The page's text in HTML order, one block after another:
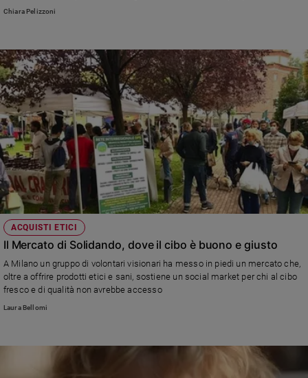
Tv
Libri
Musica
Arte
Famiglia
ed
educazione
Genitori
e
figli
Nonni
Coppia
Scuola
giovani
Adolescenza
rispetto del Creato e delle creature»
Chiara Pelizzoni
ACQUISTI ETICI
Il Mercato di Solidando, dove il cibo è buono e giusto
A Milano un gruppo di volontari visionari ha messo in piedi un mercato che,
oltre a offrire prodotti etici e sani, sostiene un social market per chi al cibo
fresco e di qualità non avrebbe accesso
Laura Bellomi